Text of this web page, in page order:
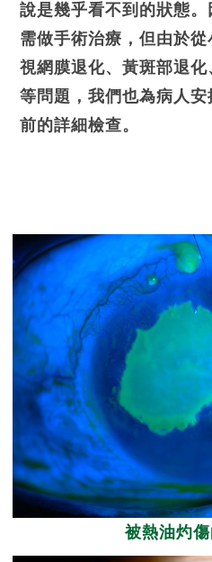
說是幾乎看不到的狀態
需做手術治療，但由於
視網膜退化、黃斑部退
等問題，我們也為病人
前的詳細檢查。
被熱油灼